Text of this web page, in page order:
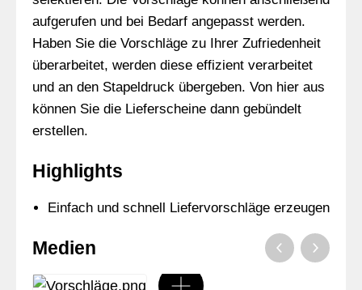
aufgerufen und bei Bedarf angepasst werden.
Haben Sie die Vorschläge zu Ihrer Zufriedenheit
überarbeitet, werden diese effizient verarbeitet
und an den Stapeldruck übergeben. Von hier aus
können Sie die Lieferscheine dann gebündelt
erstellen.
Highlights
Einfach und schnell Liefervorschläge erzeugen
Medien